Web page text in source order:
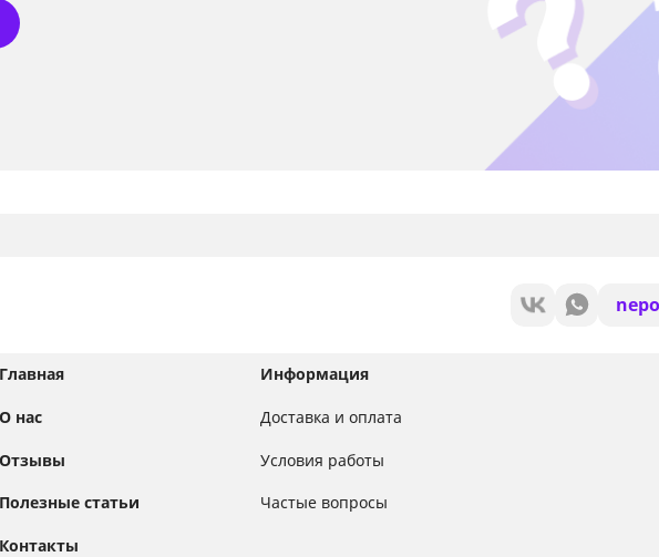
Главная
О нас
Отзывы
Полезные статьи
Контакты
Информация
Доставка и оплата
Условия работы
Частые вопросы